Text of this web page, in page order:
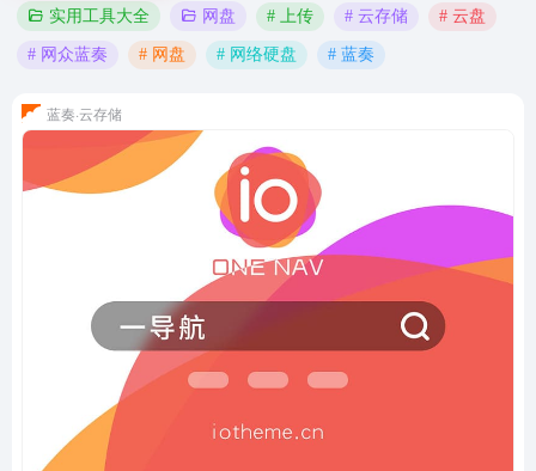
实用工具大全 网盘 # 上传 # 云存储 # 云盘
# 网众蓝奏 # 网盘 # 网络硬盘 # 蓝奏
蓝奏·云存储